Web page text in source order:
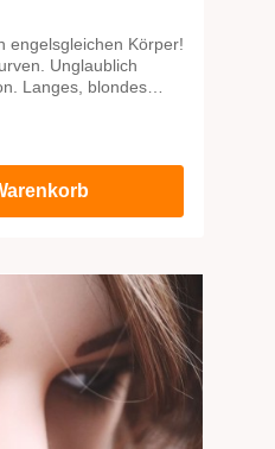
engelsgleichen Körper!
Unglaublich
Langes, blondes
Sache bin ich